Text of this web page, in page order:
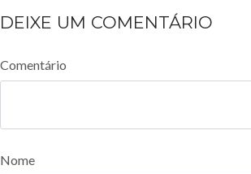
DEIXE UM COMENTÁRIO
Comentário
Nome